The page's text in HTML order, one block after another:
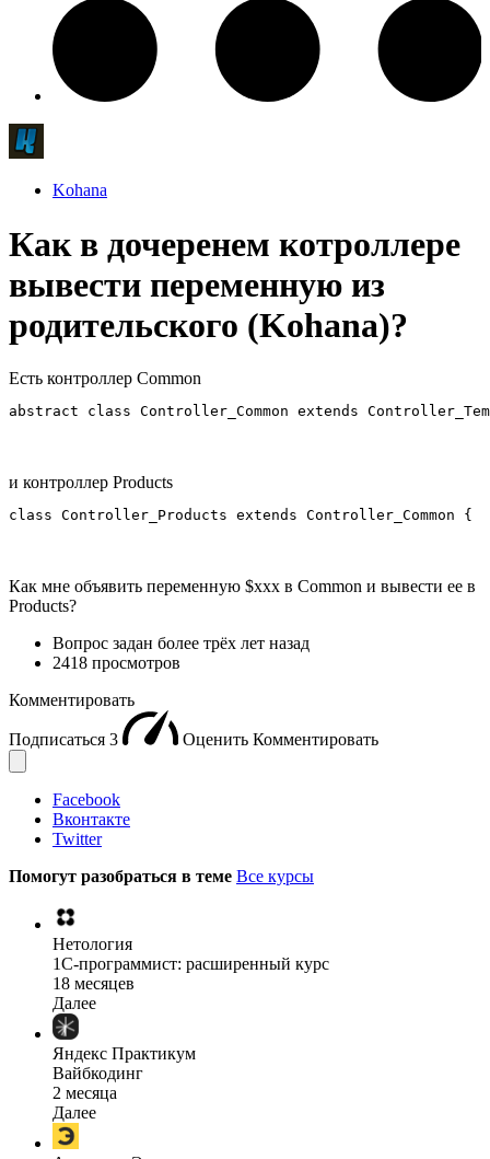
Kohana
Как в дочеренем котроллере
вывести переменную из
родительского (Kohana)?
Есть контроллер Common
abstract class Controller_Common extends
и контроллер Products
class Controller_Products extends Controller_Common {
Как мне объявить переменную $xxx в Common и вывести ее в
Products?
Вопрос задан более трёх лет назад
2418 просмотров
Комментировать
Подписаться 3 Оценить Комментировать
Facebook
Вконтакте
Twitter
Помогут разобраться в теме Все курсы
Нетология
1C-программист: расширенный курс
18 месяцев
Далее
Яндекс Практикум
Вайбкодинг
2 месяца
Далее